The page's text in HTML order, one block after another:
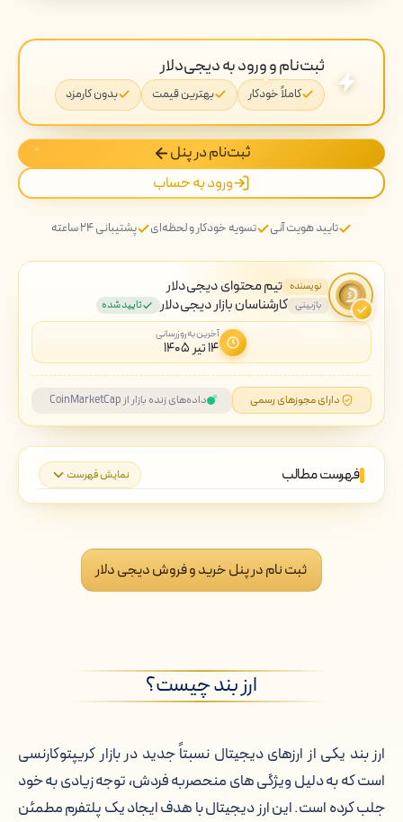
ثبت‌نام و ورود به دیجی‌دلار
کاملاً خودکار بهترین قیمت بدون کارمزد
ثبت‌نام در پنل
ورود به حساب
تایید هویت آنی تسویه خودکار و لحظه‌ای پشتیبانی ۲۴ ساعته
نویسنده تیم محتوای دیجی‌دلار
بازبینی کارشناسان بازار دیجی‌دلار تایید شده
آخرین به‌روزرسانی
۱۴ تیر ۱۴۰۵
دارای مجوزهای رسمی داده‌های زنده بازار از CoinMarketCap
فهرست مطالب نمایش فهرست
ارز بند چیست؟
خالق ارز بند کیست؟
تغییرات قیمت ارز بند
کیف پول های ارز بند
احراز هویت برای خرید ارز بند
ثبت نام در پنل خرید و فروش دیجی دلار
ارز بند چیست؟
ارز بند یکی از ارزهای دیجیتال نسبتاً جدید در بازار کریپتوکارنسی
است که به دلیل ویژگی های منحصربه فردش، توجه زیادی به خود
جلب کرده است. این ارز دیجیتال با هدف ایجاد یک پلتفرم مطمئن